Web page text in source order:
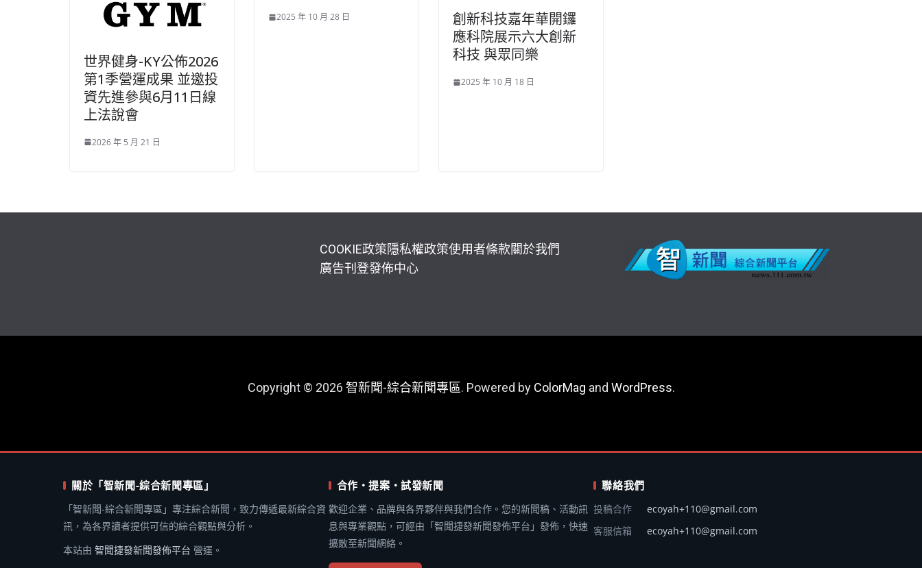
世界健身-KY公佈2026
第1季營運成果 並邀投
資先進參與6月11日線
上法說會
2026 年 5 月 21 日
2025 年 10 月 28 日
創新科技嘉年華開鑼
應科院展示六大創新
科技 與眾同樂
2025 年 10 月 18 日
COOKIE政策隱私權政策使用者條款關於我們
廣告刊登發佈中心
Copyright © 2026 智新聞-綜合新聞專區. Powered by ColorMag and WordPress.
關於「智新聞-綜合新聞專區」
「智新聞-綜合新聞專區」專注綜合新聞，致力傳遞最新綜合資
訊，為各界讀者提供可信的綜合觀點與分析。
本站由 智聞捷發新聞發佈平台 營運。
合作・提案・試發新聞
歡迎企業、品牌與各界夥伴與我們合作。您的新聞稿、活動訊
息與專業觀點，可經由「智聞捷發新聞發佈平台」發佈，快速
擴散至新聞網絡。
聯絡我們
投稿合作
ecoyah+110@gmail.com
客服信箱
ecoyah+110@gmail.com